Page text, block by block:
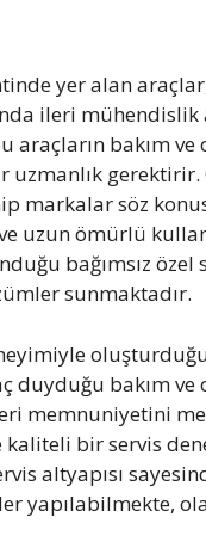
yer alan araçlar,
ileri mühendislik
araçların bakım
gerektirir.
markalar söz
uzun ömürlü
bağımsız
sunmaktadır.
duyduğu bakım
memnuniyetini
bir servis
altyapısı
yapılabilmekte,